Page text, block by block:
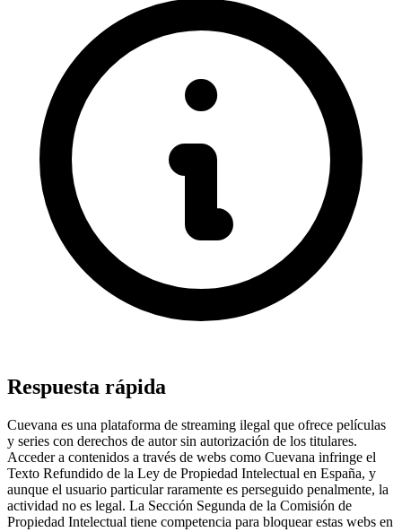
Respuesta rápida
Cuevana es una plataforma de streaming ilegal que ofrece películas
y series con derechos de autor sin autorización de los titulares.
Acceder a contenidos a través de webs como Cuevana infringe el
Texto Refundido de la Ley de Propiedad Intelectual en España, y
aunque el usuario particular raramente es perseguido penalmente, la
actividad no es legal. La Sección Segunda de la Comisión de
Propiedad Intelectual tiene competencia para bloquear estas webs en